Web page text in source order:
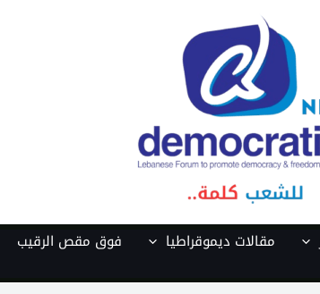
مقالات ديموقراطيا فوق مقص الرقيب